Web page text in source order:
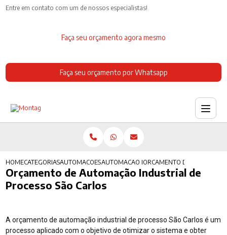
Entre em contato com um de nossos especialistas!
Faça seu orçamento agora mesmo
Faça seu orçamento por Whatsapp
HOMECATEGORIASAUTOMACOES INDUSTRIAISAUTOMACAO INDUSTRIAL
ORCAMENTO DE
Orçamento de Automação Industrial de
Processo São Carlos
A orçamento de automação industrial de processo São Carlos é um
processo aplicado com o objetivo de otimizar o sistema e obter